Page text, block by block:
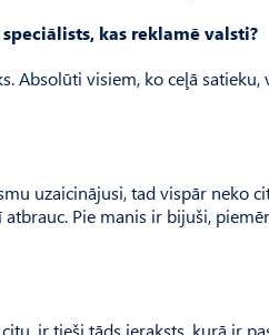
kas reklamē valsti?
Absolūti visiem, ko ceļā
uzaicinājusi, tad vispār neko
Pie manis ir bijuši,
ir tieši tāds ieraksts, kurā ir